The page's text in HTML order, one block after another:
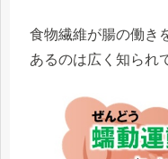
食物繊維が腸の働き
あるのは広く知られ